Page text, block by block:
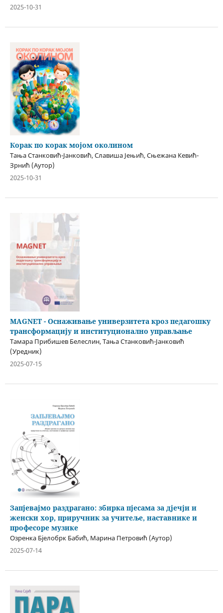
2025-10-31
Корак по корак мојом околином
Тања Станковић-Јанковић, Славиша Јењић, Сњежана Кевић-
Зрнић (Аутор)
2025-10-31
MAGNET - Оснаживање универзитета кроз педагошку
трансформацију и институционално управљање
Тамара Прибишев Белеслин, Тања Станковић-Јанковић
(Уредник)
2025-07-15
Запјевајмо раздрагано: збирка пјесама за дјечји и
женски хор, приручник за учитеље, наставнике и
професоре музике
Озренка Бјелобрк Бабић, Марина Петровић (Аутор)
2025-07-14